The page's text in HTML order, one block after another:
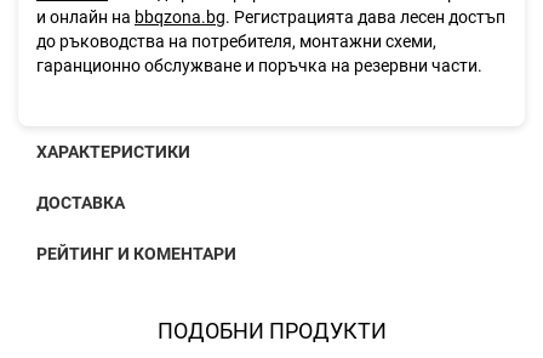
и онлайн на bbqzona.bg. Регистрацията дава лесен достъп
до ръководства на потребителя, монтажни схеми,
гаранционно обслужване и поръчка на резервни части.
ХАРАКТЕРИСТИКИ
ДОСТАВКА
РЕЙТИНГ И КОМЕНТАРИ
ПОДОБНИ ПРОДУКТИ